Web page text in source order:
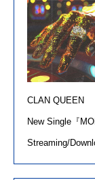
CLAN QUEEN
New Single『
Streaming/